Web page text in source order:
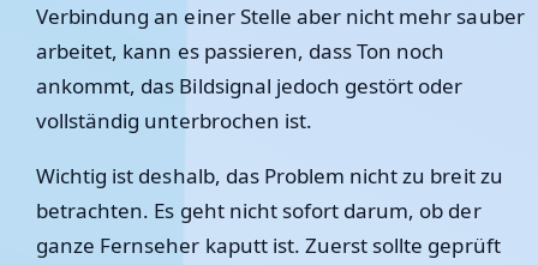
Verbindung an einer Stelle aber nicht mehr sauber
arbeitet, kann es passieren, dass Ton noch
ankommt, das Bildsignal jedoch gestört oder
vollständig unterbrochen ist.
Wichtig ist deshalb, das Problem nicht zu breit zu
betrachten. Es geht nicht sofort darum, ob der
ganze Fernseher kaputt ist. Zuerst sollte geprüft